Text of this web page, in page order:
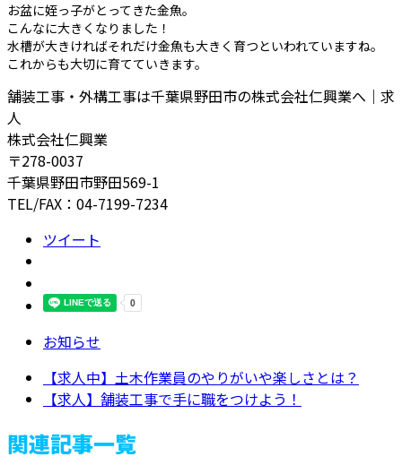
お盆に姪っ子がとってきた金魚。
こんなに大きくなりました！
水槽が大きければそれだけ金魚も大きく育つといわれていますね。
これからも大切に育てていきます。
舗装工事・外構工事は千葉県野田市の株式会社仁興業へ｜求
人
株式会社仁興業
〒278-0037
千葉県野田市野田569-1
TEL/FAX：04-7199-7234
ツイート
お知らせ
【求人中】土木作業員のやりがいや楽しさとは？
【求人】舗装工事で手に職をつけよう！
関連記事一覧